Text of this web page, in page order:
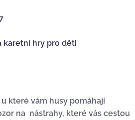
karetní hry pro děti
které vám husy pomáhají
na nástrahy, které vás cestou